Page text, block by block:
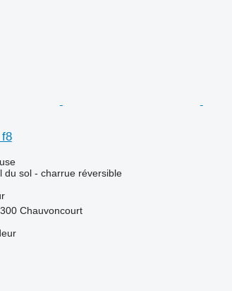
du sol - charrue réversible
Chauvoncourt